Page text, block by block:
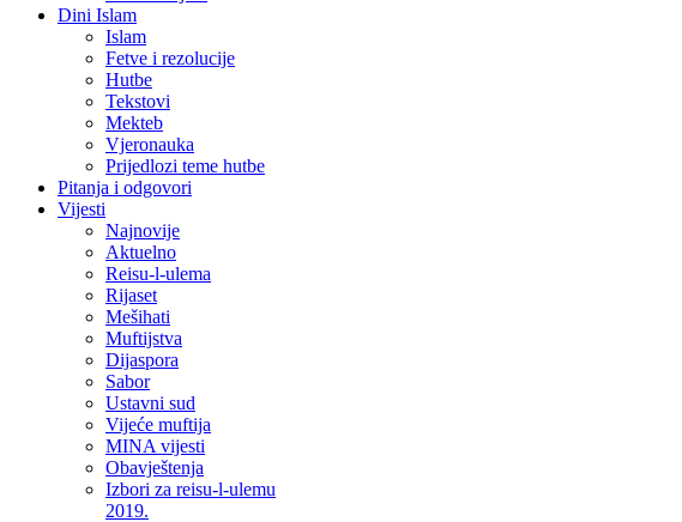
Dini Islam
Islam
Fetve i rezolucije
Hutbe
Tekstovi
Mekteb
Vjeronauka
Prijedlozi teme hutbe
Pitanja i odgovori
Vijesti
Najnovije
Aktuelno
Reisu-l-ulema
Rijaset
Mešihati
Muftijstva
Dijaspora
Sabor
Ustavni sud
Vijeće muftija
MINA vijesti
Obavještenja
Izbori za reisu-l-ulemu
2019.